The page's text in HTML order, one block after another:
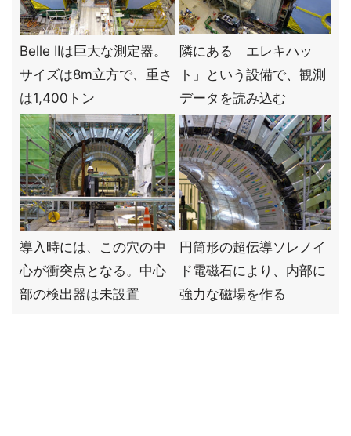
Belle IIは巨大な測定器。
サイズは8m立方で、重さ
は1,400トン
隣にある「エレキハッ
ト」という設備で、観測
データを読み込む
導入時には、この穴の中
心が衝突点となる。中心
部の検出器は未設置
円筒形の超伝導ソレノイ
ド電磁石により、内部に
強力な磁場を作る